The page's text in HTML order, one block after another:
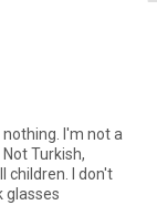
I'm not a
Turkish,
children. I don't
glasses